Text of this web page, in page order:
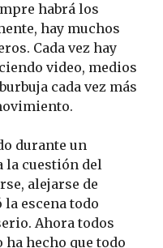
habrá los
hay muchos
Cada vez hay
video, medios
cada vez más
durante un
la cuestión del
alejarse de
escena todo
Ahora todos
hecho que todo